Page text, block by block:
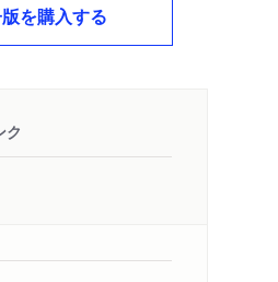
を購入する
ク